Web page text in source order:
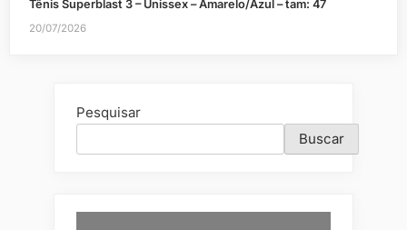
Tênis Superblast 3 – Unissex – Amarelo/Azul – tam: 47
20/07/2026
Pesquisar
Buscar